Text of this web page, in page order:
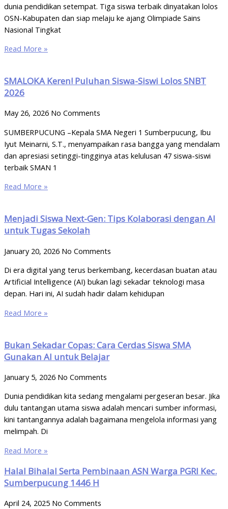
dunia pendidikan setempat. Tiga siswa terbaik dinyatakan lolos
OSN-Kabupaten dan siap melaju ke ajang Olimpiade Sains
Nasional Tingkat
Read More »
SMALOKA Keren! Puluhan Siswa-Siswi Lolos SNBT
2026
May 26, 2026 No Comments
SUMBERPUCUNG –Kepala SMA Negeri 1 Sumberpucung, Ibu
Iyut Meinarni, S.T., menyampaikan rasa bangga yang mendalam
dan apresiasi setinggi-tingginya atas kelulusan 47 siswa-siswi
terbaik SMAN 1
Read More »
Menjadi Siswa Next-Gen: Tips Kolaborasi dengan AI
untuk Tugas Sekolah
January 20, 2026 No Comments
Di era digital yang terus berkembang, kecerdasan buatan atau
Artificial Intelligence (AI) bukan lagi sekadar teknologi masa
depan. Hari ini, AI sudah hadir dalam kehidupan
Read More »
Bukan Sekadar Copas: Cara Cerdas Siswa SMA
Gunakan AI untuk Belajar
January 5, 2026 No Comments
Dunia pendidikan kita sedang mengalami pergeseran besar. Jika
dulu tantangan utama siswa adalah mencari sumber informasi,
kini tantangannya adalah bagaimana mengelola informasi yang
melimpah. Di
Read More »
Halal Bihalal Serta Pembinaan ASN Warga PGRI Kec.
Sumberpucung 1446 H
April 24, 2025 No Comments